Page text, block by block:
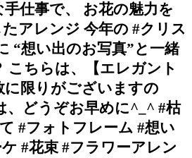
仕事で、 お花の魅力を
アレンジ 今年の #クリス
“想い出のお写真”と一緒
こちらは、【エレガント
に限りがございますの
、どうぞお早めに^_^ #枯
#フォトフレーム #想い
#花束 #フラワーアレン